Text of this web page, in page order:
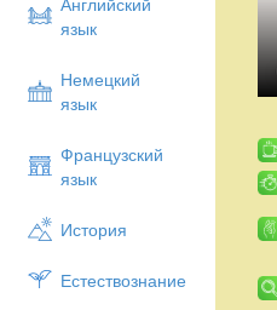
язык
Немецкий
язык
Французский
язык
История
Естествознание